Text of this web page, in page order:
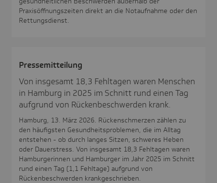
Praxisöffnungszeiten direkt an die Notaufnahme oder den
Rettungsdienst.
Pres­se­mit­tei­lung
Von insgesamt 18,3 Fehltagen waren Menschen
in Hamburg in 2025 im Schnitt rund einen Tag
aufgrund von Rückenbeschwerden krank.
Hamburg, 13. März 2026. Rückenschmerzen zählen zu
den häufigsten Gesundheitsproblemen, die im Alltag
entstehen - ob durch langes Sitzen, schweres Heben
oder Dauerstress. Von insgesamt 18,3 Fehltagen waren
Hamburgerinnen und Hamburger im Jahr 2025 im Schnitt
rund einen Tag (1,1 Fehltage) aufgrund von
Rückenbeschwerden krankgeschrieben.